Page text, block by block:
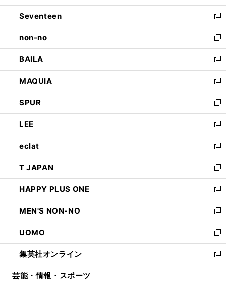
開
く
ウ
で
開
く
ン
ド
ウ
で
開
く
Seventeen
新
し
い
ウ
ィ
ン
ド
ウ
で
開
く
non-no
新
し
い
ウ
ィ
ン
ド
ウ
で
開
く
BAILA
新
し
い
ウ
ィ
ン
ド
ウ
で
開
く
MAQUIA
新
し
い
ウ
ィ
ン
ド
ウ
で
開
く
SPUR
新
し
い
ウ
ィ
ン
ド
ウ
で
開
く
LEE
新
し
い
ウ
ィ
ン
ド
ウ
で
開
く
eclat
新
し
い
ウ
ィ
ン
ド
ウ
で
開
く
T JAPAN
新
し
い
ウ
ィ
ン
ド
ウ
で
開
HAPPY PLUS ONE
新
し
い
ウ
ィ
ン
ド
ウ
MEN'S NON-NO
新
し
い
ウ
ィ
ン
UOMO
新
し
い
ウ
集英社オンライン
新
し
芸能・情報・スポーツ